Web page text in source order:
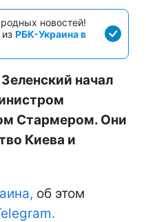
новостей!
РБК-Украина в
начал
Стармером. Они
Киева и
об этом